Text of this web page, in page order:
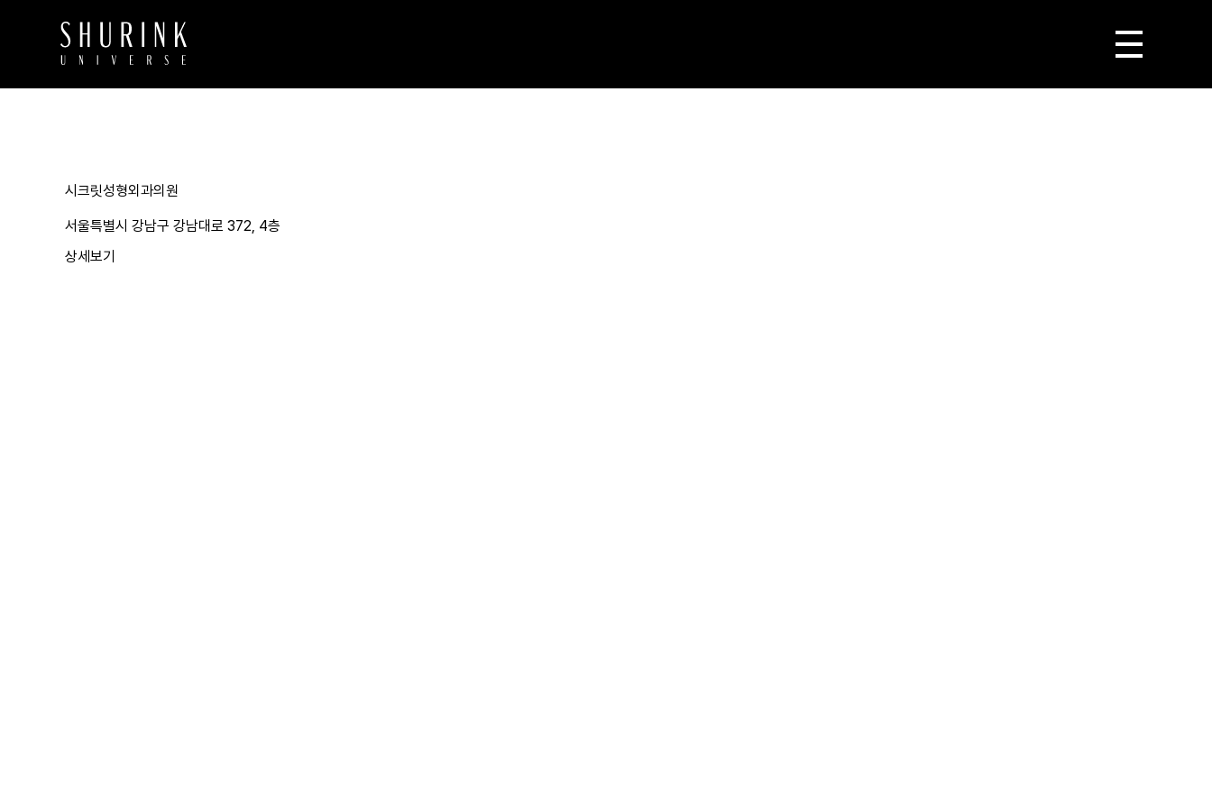
시크릿성형외과의원
서울특별시 강남구 강남대로 372, 4층
상세보기